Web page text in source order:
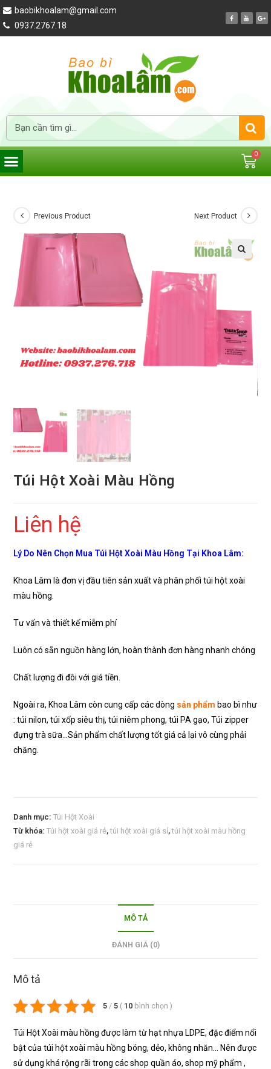
baobikhoalam@gmail.com
0937.2767.18
Previous Product Next Product
Túi Hột Xoài Màu Hồng
Liên hệ
Lý Do Nên Chọn Mua Túi Hột Xoài Màu Hồng Tại Khoa Lâm:
Khoa Lâm là đơn vị đầu tiên sản xuất và phân phối túi hột xoài
màu hồng.
Tư vấn và thiết kế miễm phí
Luôn có sẵn nguồn hàng lớn, hoàn thành đơn hàng nhanh chóng
Chất lượng đi đôi với giá tiền.
Ngoài ra, Khoa Lâm còn cung cấp các dòng sản phẩm bao bì như
: túi nilon, túi xốp siêu thị, túi niêm phong, túi PA gạo, Túi zipper
đựng trà sữa…Sản phẩm chất lượng tốt giá cả lại vô cùng phải
chăng.
Danh mục:Túi Hột Xoài
Từ khóa:Túi hột xoài giá rẻ,túi hột xoài giá sỉ,túi hột xoài màu hồng
giá rẻ
MÔ TẢ
ĐÁNH GIÁ (0)
Mô tả
5 / 5 ( 10 bình chọn )
Túi Hột Xoài màu hồng được làm từ hạt nhựa LDPE, đặc điểm nổi
bật của túi hột xoài màu hồng bóng, dẻo, không nhăn… Nên được
sử dụng khá rộng rãi trong các shop quần áo, shop mỹ phẩm ,